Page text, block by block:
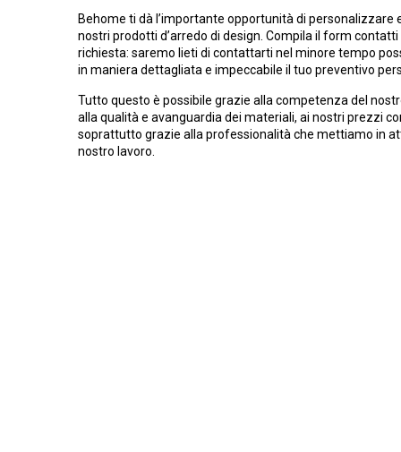
Behome ti dà l’importante opportunità di personalizzare
nostri prodotti d’arredo di design. Compila il form contatti
richiesta: saremo lieti di contattarti nel minore tempo
in maniera dettagliata e impeccabile il tuo preventivo
Tutto questo è possibile grazie alla competenza del
alla qualità e avanguardia dei materiali, ai nostri prezzi
soprattutto grazie alla professionalità che mettiamo in
nostro lavoro.